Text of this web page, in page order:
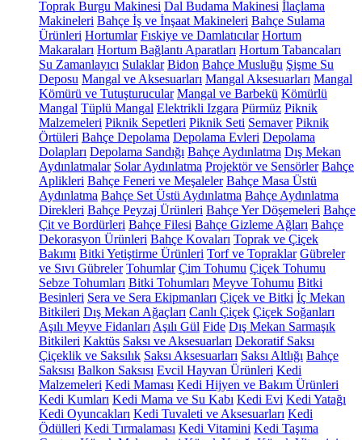
Toprak Burgu Makinesi Dal Budama Makinesi İlaçlama
Makineleri Bahçe İş ve İnşaat Makineleri Bahçe Sulama
Ürünleri Hortumlar Fıskiye ve Damlatıcılar Hortum
Makaraları Hortum Bağlantı Aparatları Hortum Tabancaları
Su Zamanlayıcı Sulaklar Bidon Bahçe Musluğu Şişme Su
Deposu Mangal ve Aksesuarları Mangal Aksesuarları Mangal
Kömürü ve Tutuşturucular Mangal ve Barbekü Kömürlü
Mangal Tüplü Mangal Elektrikli Izgara Pürmüz Piknik
Malzemeleri Piknik Sepetleri Piknik Seti Semaver Piknik
Örtüleri Bahçe Depolama Depolama Evleri Depolama
Dolapları Depolama Sandığı Bahçe Aydınlatma Dış Mekan
Aydınlatmalar Solar Aydınlatma Projektör ve Sensörler Bahçe
Aplikleri Bahçe Feneri ve Meşaleler Bahçe Masa Üstü
Aydınlatma Bahçe Set Üstü Aydınlatma Bahçe Aydınlatma
Direkleri Bahçe Peyzaj Ürünleri Bahçe Yer Döşemeleri Bahçe
Çit ve Bordürleri Bahçe Filesi Bahçe Gizleme Ağları Bahçe
Dekorasyon Ürünleri Bahçe Kovaları Toprak ve Çiçek
Bakımı Bitki Yetiştirme Ürünleri Torf ve Topraklar Gübreler
ve Sıvı Gübreler Tohumlar Çim Tohumu Çiçek Tohumu
Sebze Tohumları Bitki Tohumları Meyve Tohumu Bitki
Besinleri Sera ve Sera Ekipmanları Çiçek ve Bitki İç Mekan
Bitkileri Dış Mekan Ağaçları Canlı Çiçek Çiçek Soğanları
Aşılı Meyve Fidanları Aşılı Gül Fide Dış Mekan Sarmaşık
Bitkileri Kaktüs Saksı ve Aksesuarları Dekoratif Saksı
Çiçeklik ve Saksılık Saksı Aksesuarları Saksı Altlığı Bahçe
Saksısı Balkon Saksısı Evcil Hayvan Ürünleri Kedi
Malzemeleri Kedi Maması Kedi Hijyen ve Bakım Ürünleri
Kedi Kumları Kedi Mama ve Su Kabı Kedi Evi Kedi Yatağı
Kedi Oyuncakları Kedi Tuvaleti ve Aksesuarları Kedi
Ödülleri Kedi Tırmalaması Kedi Vitamini Kedi Taşıma